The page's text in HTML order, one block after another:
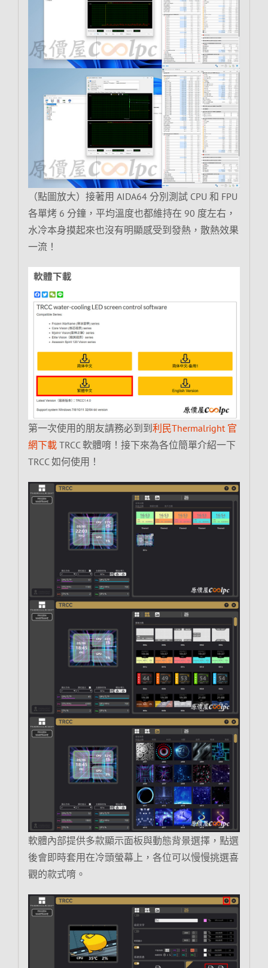
（點圖放大）接著用 AIDA64 分別測試 CPU 和 FPU
各單烤 6 分鐘，平均溫度也都維持在 90 度左右，
水冷本身摸起來也沒有明顯感受到發熱，散熱效果
一流！
第一次使用的朋友請務必到到利民Thermalright 官
網下載TRCC 軟體唷！接下來為各位簡單介紹一下
TRCC 如何使用！
軟體內部提供多款顯示面板與動態背景選擇，點選
後會即時套用在冷頭螢幕上，各位可以慢慢挑選喜
觀的款式唷。